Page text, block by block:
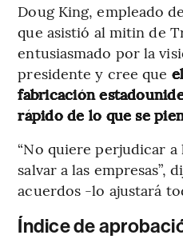
Doug King, empleado
que asistió al mitin de
entusiasmado por la
presidente y cree que
fabricación
rápido de lo que se
“No quiere perjudicar a
salvar a las empresas”,
acuerdos -lo ajustará
Índice de